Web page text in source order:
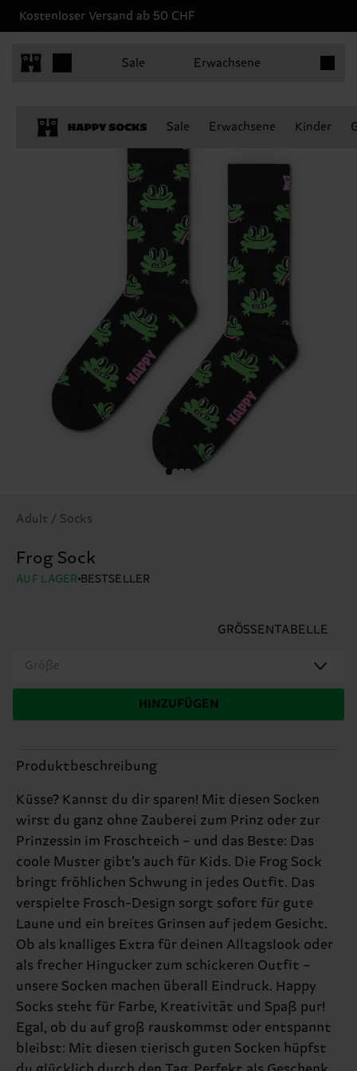
Kostenloser Versand ab 50 CHF
Sale Erwachsene
Sale Erwachsene Kinder
Adult / Socks
Frog Sock
AUF LAGER BESTSELLER
GRÖSSENTABELLE
Größe
HINZUFÜGEN
Produktbeschreibung
Küsse? Kannst du dir sparen! Mit diesen Socken
wirst du ganz ohne Zauberei zum Prinz oder zur
Prinzessin im Froschteich – und das Beste: Das
coole Muster gibt’s auch für Kids. Die Frog Sock
bringt fröhlichen Schwung in jedes Outfit. Das
verspielte Frosch-Design sorgt sofort für gute
Laune und ein breites Grinsen auf jedem Gesicht.
Ob als knalliges Extra für deinen Alltagslook oder
als frecher Hingucker zum schickeren Outfit –
unsere Socken machen überall Eindruck. Happy
Socks steht für Farbe, Kreativität und Spaß pur!
Egal, ob du auf groß rauskommst oder entspannt
bleibst: Mit diesen tierisch guten Socken hüpfst